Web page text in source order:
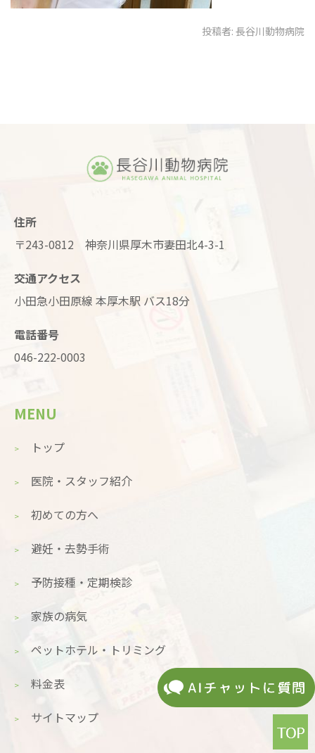
投稿者: 長谷川動物病院
住所
〒243-0812 神奈川県厚木市妻田北4-3-1
交通アクセス
小田急小田原線 本厚木駅 バス18分
電話番号
046-222-0003
MENU
トップ
医院・スタッフ紹介
初めての方へ
避妊・去勢手術
予防接種・定期検診
家族の病気
ペットホテル・トリミング
料金表
サイトマップ